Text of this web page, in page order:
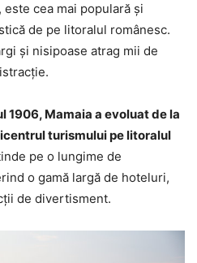
cea mai populară și
de pe litoralul românesc.
și nisipoase atrag mii de
1906, Mamaia a evoluat de la
turismului pe litoralul
pe o lungime de
o gamă largă de hoteluri,
de divertisment.